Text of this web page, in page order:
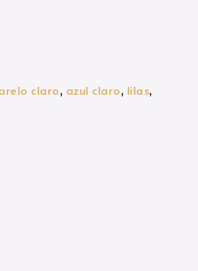
claro, azul claro, lilas,